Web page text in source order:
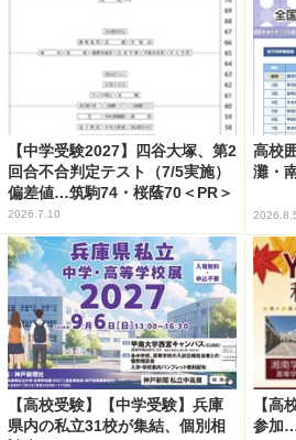
【中学受験2027】四谷大塚、第2
回合不合判定テスト（7/5実施）
偏差値…筑駒74・桜蔭70＜PR＞
2026.7.10
高校
灘・
【高校受験】【中学受験】兵庫
県内の私立31校が集結、個別相
【高
参加